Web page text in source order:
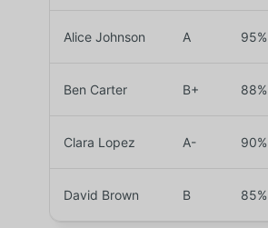
Alice Johnson A 95%
Ben Carter B+ 88%
Clara Lopez A- 90%
David Brown B 85%